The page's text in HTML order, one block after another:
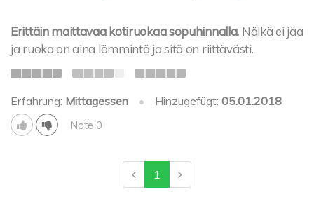
Erittäin maittavaa kotiruokaa sopuhinnalla. Nälkä ei jää
ja ruoka on aina lämmintä ja sitä on riittävästi.
Erfahrung: Mittagessen • Hinzugefügt:05.01.2018
Note 0
1